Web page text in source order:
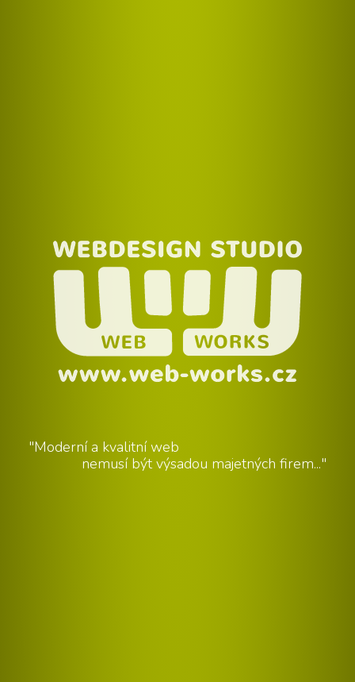
"Moderní a kvalitní web
nemusí být výsadou majetných firem..."